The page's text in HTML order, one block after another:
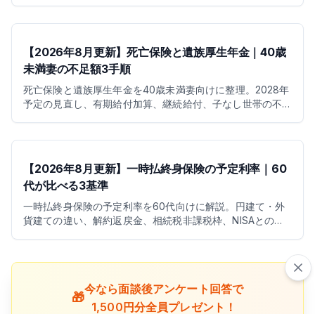
【2026年8月更新】死亡保険と遺族厚生年金｜40歳
未満妻の不足額3手順
死亡保険と遺族厚生年金を40歳未満妻向けに整理。2028年
予定の見直し、有期給付加算、継続給付、子なし世帯の不
【2026年8月更新】一時払終身保険の予定利率｜60
代が比べる3基準
一時払終身保険の予定利率を60代向けに解説。円建て・外
貨建ての違い、解約返戻金、相続税非課税枠、NISAとの使
🎁
今なら面談後アンケート回答で
1,500円分全員プレゼント！